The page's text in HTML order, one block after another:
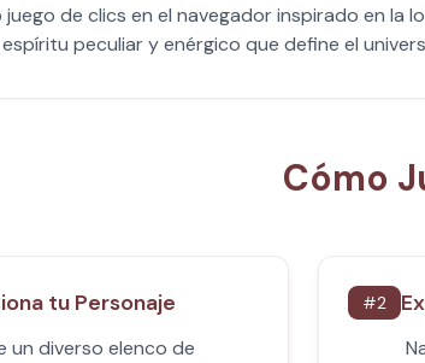
de clics en el navegador inspirado en la
peculiar y enérgico que define el
Cómo
tu Personaje
un diverso elenco de
#2